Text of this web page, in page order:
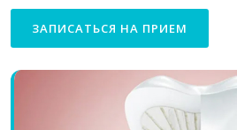
ЗАПИСАТЬСЯ НА ПРИЕМ